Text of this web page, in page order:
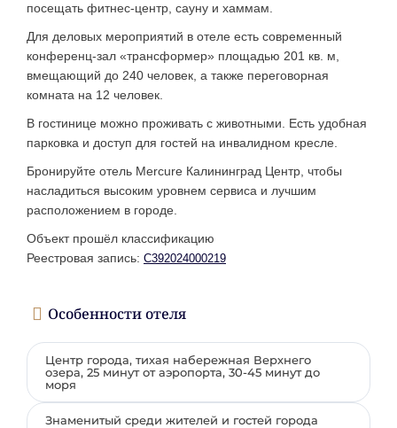
посещать фитнес-центр, сауну и хаммам.
Для деловых мероприятий в отеле есть современный
конференц-зал «трансформер» площадью 201 кв. м,
вмещающий до 240 человек, а также переговорная
комната на 12 человек.
В гостинице можно проживать с животными. Есть удобная
парковка и доступ для гостей на инвалидном кресле.
Бронируйте отель Mercure Калининград Центр, чтобы
насладиться высоким уровнем сервиса и лучшим
расположением в городе.
Объект прошёл классификацию
Реестровая запись: С392024000219
Особенности отеля
Центр города, тихая набережная Верхнего
озера, 25 минут от аэропорта, 30-45 минут до
моря
Знаменитый среди жителей и гостей города